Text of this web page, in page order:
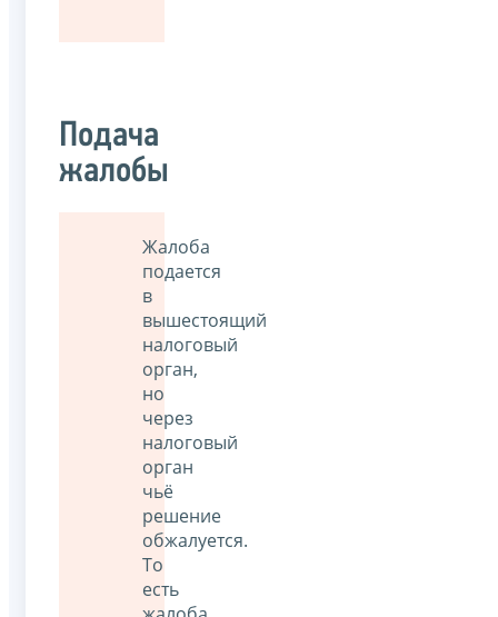
Подача
жалобы
Жалоба
подается
в
вышестоящий
налоговый
орган,
но
через
налоговый
орган
чьё
решение
обжалуется.
То
есть